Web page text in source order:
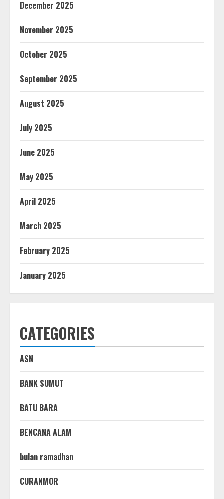
December 2025
November 2025
October 2025
September 2025
August 2025
July 2025
June 2025
May 2025
April 2025
March 2025
February 2025
January 2025
CATEGORIES
ASN
BANK SUMUT
BATU BARA
BENCANA ALAM
bulan ramadhan
CURANMOR